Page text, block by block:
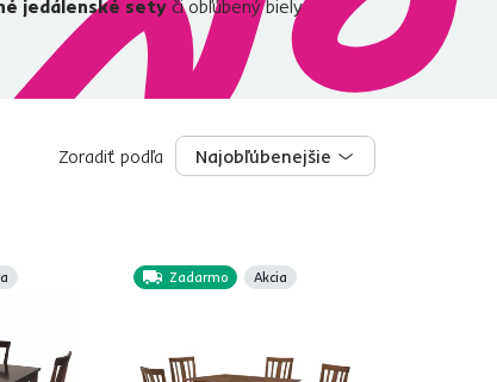
jedálenské sety či obľúbený biely
Najobľúbenejšie
Zoradiť podľa Najobľúbenejšie
Zadarmo Akcia